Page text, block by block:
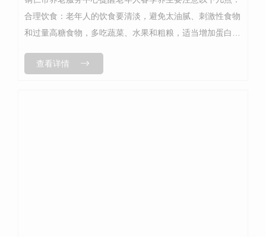
合理饮食：老年人的饮食要清淡，避免太油腻、刺激性食物
和过量高糖食物，多吃蔬菜、水果和粗粮，适当增加蛋白质
锻炼，如散步、慢跑、太极拳、瑜伽...
查看详情